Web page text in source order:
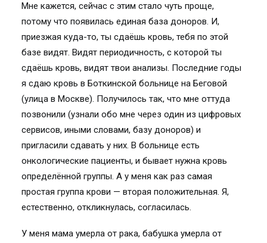
Мне кажется, сейчас с этим стало чуть проще,
потому что появилась единая база доноров. И,
приезжая куда-то, ты сдаёшь кровь, тебя по этой
базе видят. Видят периодичность, с которой ты
сдаёшь кровь, видят твои анализы. Последние годы
я сдаю кровь в Боткинской больнице на Беговой
(улица в Москве). Получилось так, что мне оттуда
позвонили (узнали обо мне через один из цифровых
сервисов, иными словами, базу доноров) и
пригласили сдавать у них. В больнице есть
онкологические пациенты, и бывает нужна кровь
определённой группы. А у меня как раз самая
простая группа крови — вторая положительная. Я,
естественно, откликнулась, согласилась.
У меня мама умерла от рака, бабушка умерла от